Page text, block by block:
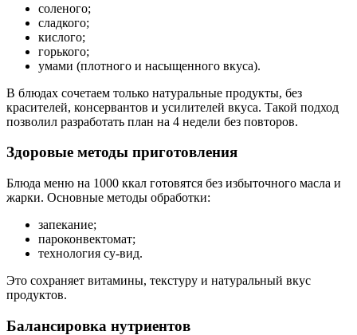
соленого;
сладкого;
кислого;
горького;
умами (плотного и насыщенного вкуса).
В блюдах сочетаем только натуральные продукты, без
красителей, консервантов и усилителей вкуса. Такой подход
позволил разработать план на 4 недели без повторов.
Здоровые методы приготовления
Блюда меню на 1000 ккал готовятся без избыточного масла и
жарки. Основные методы обработки:
запекание;
пароконвектомат;
технология су-вид.
Это сохраняет витамины, текстуру и натуральный вкус
продуктов.
Балансировка нутриентов